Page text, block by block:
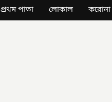
প্রথম পাতা লোকাল করোনা